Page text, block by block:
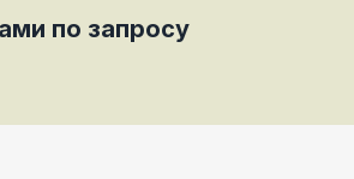
по запросу